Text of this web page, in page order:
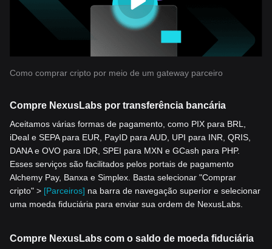
Como comprar cripto por meio de um gateway parceiro
Compre NexusLabs por transferência bancária
Aceitamos várias formas de pagamento, como PIX para BRL,
iDeal e SEPA para EUR, PayID para AUD, UPI para INR, QRIS,
DANA e OVO para IDR, SPEI para MXN e GCash para PHP.
Esses serviços são facilitados pelos portais de pagamento
Alchemy Pay, Banxa e Simplex. Basta selecionar "Comprar
cripto" > [Parceiros] na barra de navegação superior e selecionar
uma moeda fiduciária para enviar sua ordem de NexusLabs.
Compre NexusLabs com o saldo de moeda fiduciária